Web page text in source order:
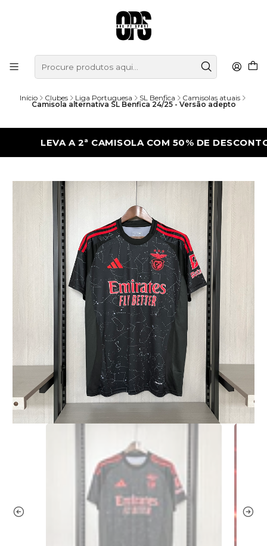
Início Clubes Liga Portuguesa SL Benfica Camisolas atuais
Camisola alternativa SL Benfica 24/25 - Versão adepto
LEVA A 2ª CAMISOLA COM 50% DE DESCONTO